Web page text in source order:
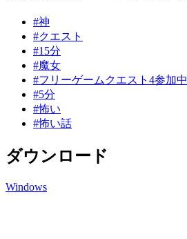
#神
#クエスト
#15分
#魔女
#フリーゲームクエスト4参加中
#5分
#怖い
#怖い話
ダウンロード
Windows